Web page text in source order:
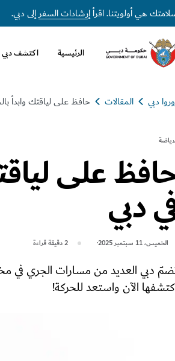
هي أولويتنا. اقرأإرشادات السفرإلى دبي.
الرئيسية اكتشف دبي
دبي المقالات حافظ على لياقتك وابدأ
على
دبي
الخميس، 11 سبتمبر 2025 2دقيقة قراءة
دبي العديد من مسارات الجري في
الآن واستعد للحركة!